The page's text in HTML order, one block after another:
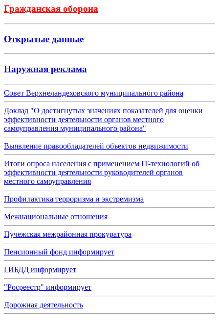
Гражданская оборона
Открытые данные
Наружная реклама
Совет Верхнеландеховского муниципального района
Доклад "О достигнутых значениях показателей для оценки
эффективности деятельности органов местного
самоуправления муниципального района"
Выявление правообладателей объектов недвижимости
Итоги опроса населения с применением IT-технологий об
эффективности деятельности руководителей органов
местного самоуправления
Профилактика терроризма и экстремизма
Межнациональные отношения
Пучежская межрайонная прокуратура
Пенсионный фонд информирует
ГИБДД информирует
"Росреестр" информирует
Дорожная деятельность